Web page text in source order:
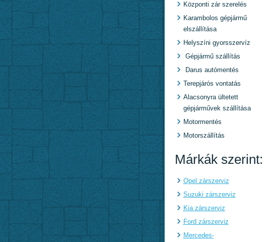
Központi zár szerelés
Karambolos gépjármű
elszállítása
Helyszíni gyorsszervíz
Gépjármű szállítás
Darus autómentés
Terepjárós vontatás
Alacsonyra ültetett
gépjárművek szállítása
Motormentés
Motorszállítás
Márkák szerint:
Opel zárszerviz
Suzuki zárszerviz
Kia zárszerviz
Ford zárszerviz
Mercedes-